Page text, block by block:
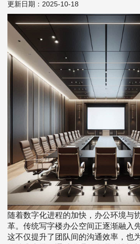
更新日期： 2025-10-18
随着数字化进程的加快，办公环境与
革。传统写字楼办公空间正逐渐融入
这不仅提升了团队间的沟通效率，也